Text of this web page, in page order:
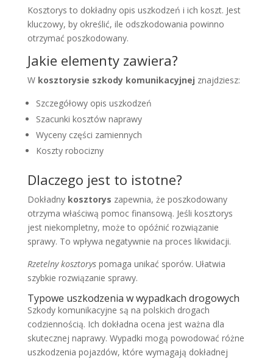
Kosztorys to dokładny opis uszkodzeń i ich koszt. Jest
kluczowy, by określić, ile odszkodowania powinno
otrzymać poszkodowany.
Jakie elementy zawiera?
W kosztorysie szkody komunikacyjnej znajdziesz:
Szczegółowy opis uszkodzeń
Szacunki kosztów naprawy
Wyceny części zamiennych
Koszty robocizny
Dlaczego jest to istotne?
Dokładny kosztorys zapewnia, że poszkodowany
otrzyma właściwą pomoc finansową. Jeśli kosztorys
jest niekompletny, może to opóźnić rozwiązanie
sprawy. To wpływa negatywnie na proces likwidacji.
Rzetelny kosztoryspomaga unikać sporów. Ułatwia
szybkie rozwiązanie sprawy.
Typowe uszkodzenia w wypadkach drogowych
Szkody komunikacyjne są na polskich drogach
codziennością. Ich dokładna ocena jest ważna dla
skutecznej naprawy. Wypadki mogą powodować różne
uszkodzenia pojazdów, które wymagają dokładnej